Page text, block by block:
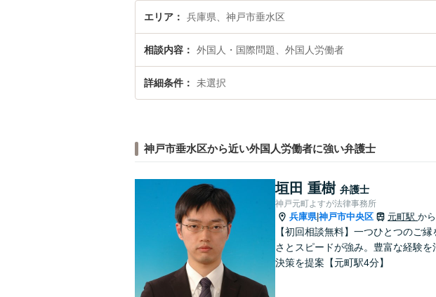
エリア 兵庫県、神戸市垂水区
相談内容 外国人・国際問題、外国人労働者
詳細条件 未選択
神戸市垂水区から近い外国人労働者に強い弁護士
垣田 重樹 弁護士
神戸元町よすが法律事務所
兵庫県|神戸市中央区 元町駅 か
【初回相談無料】一つひとつのご
さとスピードが強み。豊富な経験
決策を提案【元町駅4分】